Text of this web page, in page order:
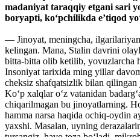
madaniyat taraqqiy etgani sari
boryapti, ko‘pchilikda e’tiqod
— Jinoyat, meningcha,
kelingan. Mana, Stalin davrini
bitta-bitta olib ketilib, yovuzlarcha
Insoniyat tarixida ming yillar
cheksiz shafqatsizlik bilan qilingan
Ko‘p xalqlar o‘z vatanidan
chiqarilmagan bu jinoyatlarning.
hamma narsa haqida ochiq-oydin
yaxshi. Masalan, uyning